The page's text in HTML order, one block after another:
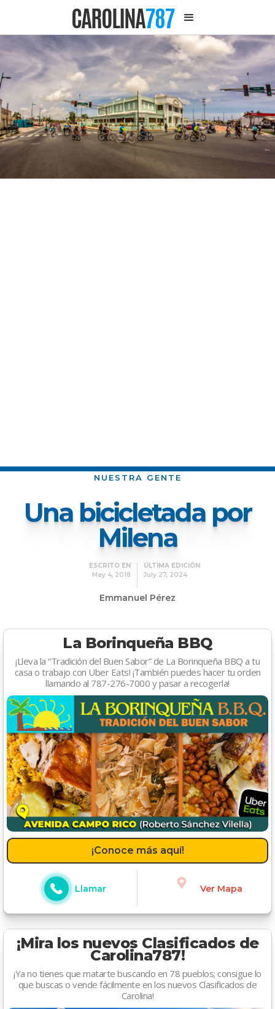
CAROLINA787
NUESTRA GENTE
Una bicicletada por
Milena
ESCRITO EN
May 4, 2018
ÚLTIMA EDICIÓN
July 27, 2024
Emmanuel Pérez
La Borinqueña BBQ
¡Lleva la “Tradición del Buen Sabor” de La Borinqueña BBQ a tu
casa o trabajo con Uber Eats! ¡También puedes hacer tu orden
llamando al 787-276-7000 y pasar a recogerla!
¡Conoce más aquí!
Llamar Ver Mapa
¡Mira los nuevos Clasificados de
Carolina787!
¡Ya no tienes que matarte buscando en 78 pueblos; consigue lo
que buscas o vende fácilmente en los nuevos Clasificados de
Carolina!